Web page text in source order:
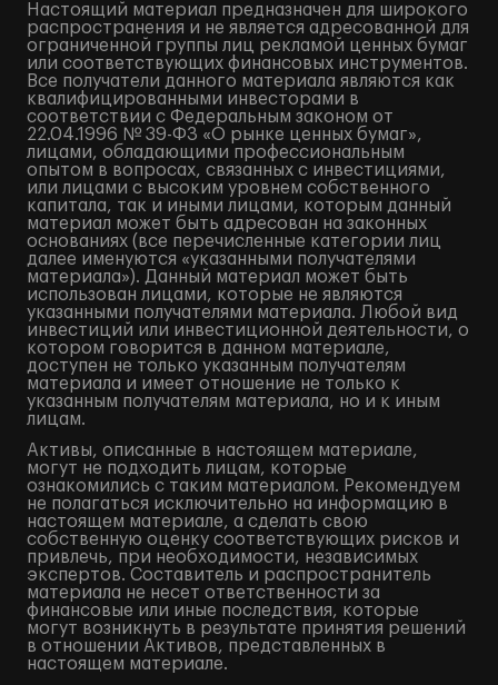
Настоящий материал предназначен для широкого
распространения и не является адресованной для
ограниченной группы лиц рекламой ценных бумаг
или соответствующих финансовых инструментов.
Все получатели данного материала являются как
квалифицированными инвесторами в
соответствии с Федеральным законом от
22.04.1996 № 39-ФЗ «О рынке ценных бумаг»,
лицами, обладающими профессиональным
опытом в вопросах, связанных с инвестициями,
или лицами с высоким уровнем собственного
капитала, так и иными лицами, которым данный
материал может быть адресован на законных
основаниях (все перечисленные категории лиц
далее именуются «указанными получателями
материала»). Данный материал может быть
использован лицами, которые не являются
указанными получателями материала. Любой вид
инвестиций или инвестиционной деятельности, о
котором говорится в данном материале,
доступен не только указанным получателям
материала и имеет отношение не только к
указанным получателям материала, но и к иным
лицам.
Активы, описанные в настоящем материале,
могут не подходить лицам, которые
ознакомились с таким материалом. Рекомендуем
не полагаться исключительно на информацию в
настоящем материале, а сделать свою
собственную оценку соответствующих рисков и
привлечь, при необходимости, независимых
экспертов. Составитель и распространитель
материала не несет ответственности за
финансовые или иные последствия, которые
могут возникнуть в результате принятия решений
в отношении Активов, представленных в
настоящем материале.